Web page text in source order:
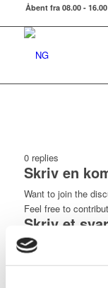
Åbent fra 08.00 -
0 replies
Skriv en
Want to join the
Feel free to
Skriv et svar
Din e-mailadresse
markeret med*